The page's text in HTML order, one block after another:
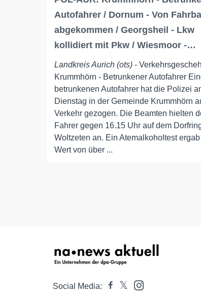
Autofahrer / Dornum - Von
abgekommen / Georgsheil - Lkw
kollidiert mit Pkw / Wiesmoor -…
Landkreis Aurich (ots) -
Krummhörn - Betrunkener Autofahrer
betrunkenen Autofahrer hat die Polizei
Dienstag in der Gemeinde Krummhörn
Verkehr gezogen. Die Beamten hielten
Fahrer gegen 16.15 Uhr auf dem
Woltzeten an. Ein Atemalkoholtest
Wert von über ...
Social Media: